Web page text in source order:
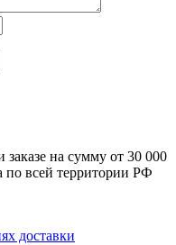
на сумму от 30 000
по всей территории РФ
доставки